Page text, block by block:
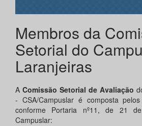
Membros da
Setorial do
Laranjeiras
A Comissão Setorial de Avaliação
- CSA/Campuslar é composta
conforme Portaria nº11, de 21
Campuslar: